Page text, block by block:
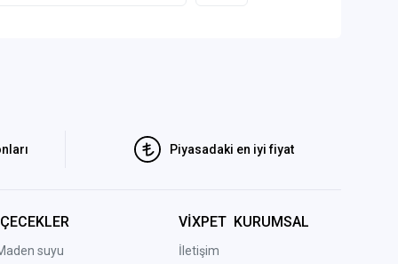
Piyasadaki en iyi fiyat
suyu
VİXPET KURUMSAL
İletişim